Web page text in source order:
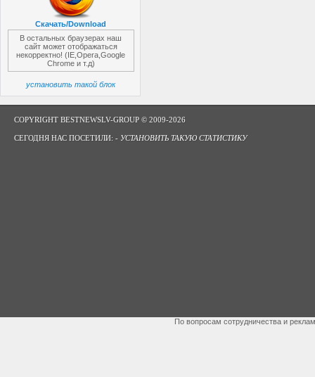
Скачать/Download
В остальных браузерах наш
сайт может отображаться
некорректно! (IE,Opera,Google
Chrome и т.д)
установить такой блок
COPYRIGHT BESTNEWSLV-GROUP © 2009-2026
СЕГОДНЯ НАС ПОСЕТИЛИ: - УСТАНОВИТЬ ТАКУЮ СТАТИСТИКУ
По вопросам сотрудничества и